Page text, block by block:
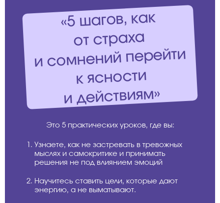
«5 шагов, как
от страха
и сомнений перейти
к ясности
и действиям»
Это 5 практических уроков, где вы:
Узнаете, как не застревать в тревожных
мыслях и самокритике и принимать
решения не под влиянием эмоций
Научитесь ставить цели, которые дают
энергию, а не выматывают.